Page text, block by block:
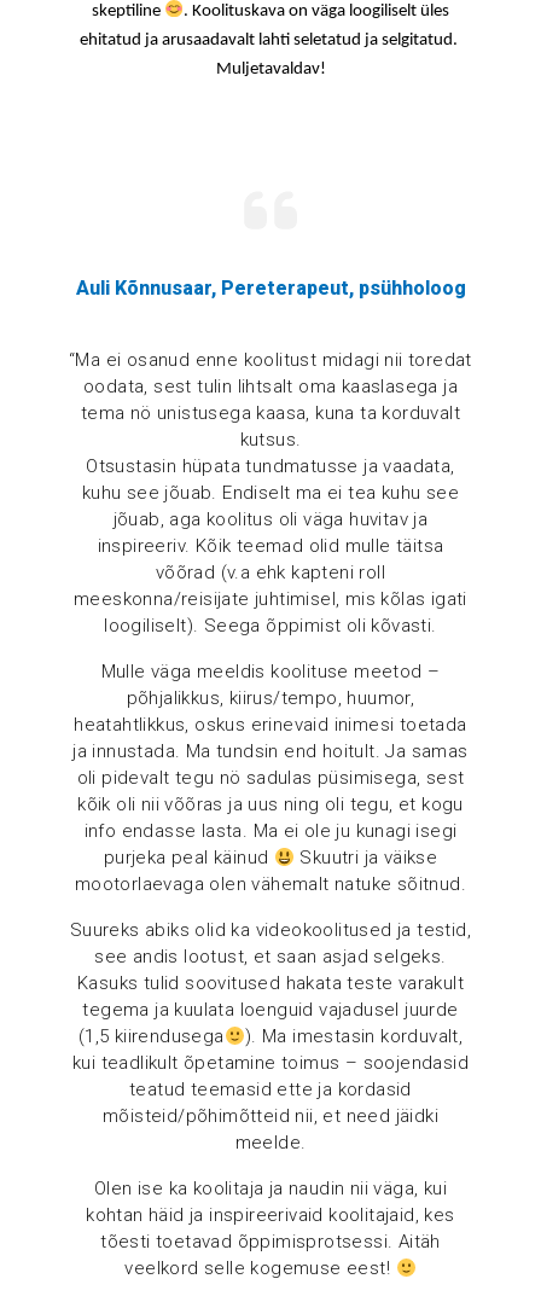
skeptiline
. Koolituskava on väga loogiliselt üles
ehitatud ja arusaadavalt lahti seletatud ja selgitatud.
Muljetavaldav!
Auli Kõnnusaar, Pereterapeut, psühholoog
“Ma ei osanud enne koolitust midagi nii toredat
oodata, sest tulin lihtsalt oma kaaslasega ja
tema nö unistusega kaasa, kuna ta korduvalt
kutsus.
Otsustasin hüpata tundmatusse ja vaadata,
kuhu see jõuab. Endiselt ma ei tea kuhu see
jõuab, aga koolitus oli väga huvitav ja
inspireeriv. Kõik teemad olid mulle täitsa
võõrad (v.a ehk kapteni roll
meeskonna/reisijate juhtimisel, mis kõlas igati
loogiliselt). Seega õppimist oli kõvasti.
Mulle väga meeldis koolituse meetod –
põhjalikkus, kiirus/tempo, huumor,
heatahtlikkus, oskus erinevaid inimesi toetada
ja innustada. Ma tundsin end hoitult. Ja samas
oli pidevalt tegu nö sadulas püsimisega, sest
kõik oli nii võõras ja uus ning oli tegu, et kogu
info endasse lasta. Ma ei ole ju kunagi isegi
purjeka peal käinud
Skuutri ja väikse
mootorlaevaga olen vähemalt natuke sõitnud.
Suureks abiks olid ka videokoolitused ja testid,
see andis lootust, et saan asjad selgeks.
Kasuks tulid soovitused hakata teste varakult
tegema ja kuulata loenguid vajadusel juurde
(1,5 kiirendusega
). Ma imestasin korduvalt,
kui teadlikult õpetamine toimus – soojendasid
teatud teemasid ette ja kordasid
mõisteid/põhimõtteid nii, et need jäidki
meelde.
Olen ise ka koolitaja ja naudin nii väga, kui
kohtan häid ja inspireerivaid koolitajaid, kes
tõesti toetavad õppimisprotsessi. Aitäh
veelkord selle kogemuse eest!